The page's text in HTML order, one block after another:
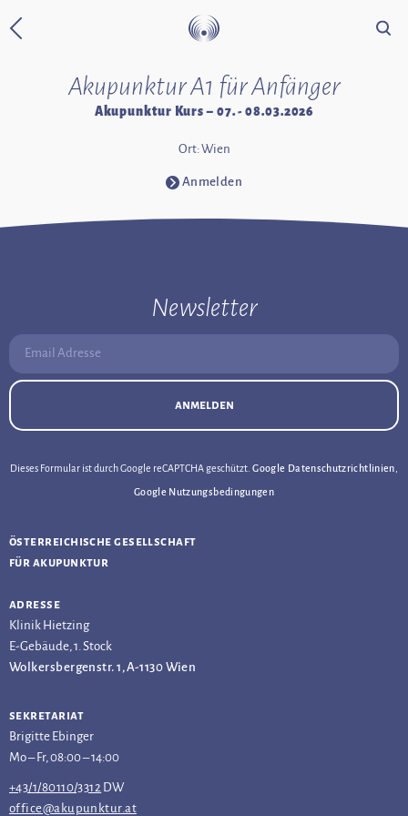
Zurück zur Startseite Suche
Akupunktur A1 für Anfänger
Akupunktur Kurs – 07. - 08.03.2026
Ort: Wien
⧁ Anmelden
Newsletter
Email Adresse:
anmelden
Dieses Formular ist durch Google reCAPTCHA geschützt.Google Datenschutzrichtlinien
Google Nutzungsbedingungen
österreichische gesellschaft
für akupunktur
adresse
Klinik Hietzing
E-Gebäude, 1. Stock
Wolkersbergenstr. 1, A-1130 Wien
sekretariat
Brigitte Ebinger
Mo – Fr, 08:00 – 14:00
+43/1/80110/3312 DW
office@akupunktur.at